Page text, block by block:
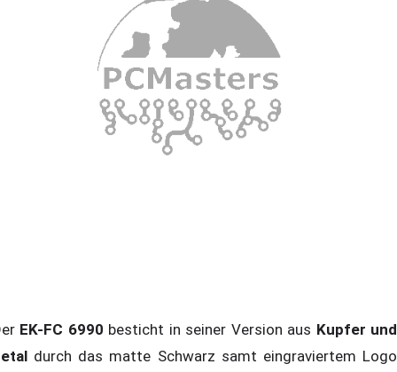
EK-FC 6990 besticht in seiner Version aus Kupfer und
durch das matte Schwarz samt eingraviertem Logo